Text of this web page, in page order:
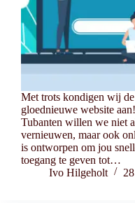
Met trots kondigen wij
gloednieuwe website
Tubanten willen we niet
vernieuwen, maar ook
is ontworpen om jou
toegang te geven tot…
Ivo Hilgeholt